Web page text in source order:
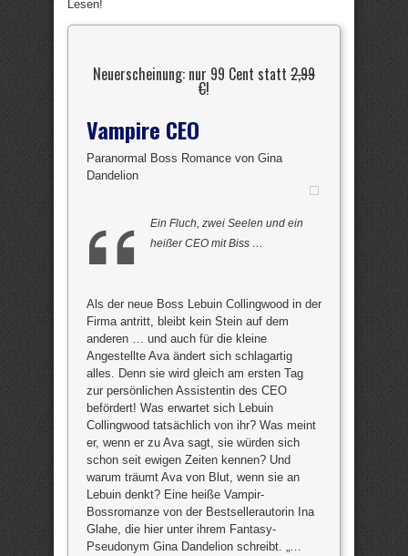
Lesen!
Neuerscheinung: nur 99 Cent statt 2,99
€!
Vampire CEO
Paranormal Boss Romance von Gina
Dandelion
Ein Fluch, zwei Seelen und ein
heißer CEO mit Biss …
Als der neue Boss Lebuin Collingwood in der
Firma antritt, bleibt kein Stein auf dem
anderen … und auch für die kleine
Angestellte Ava ändert sich schlagartig
alles. Denn sie wird gleich am ersten Tag
zur persönlichen Assistentin des CEO
befördert! Was erwartet sich Lebuin
Collingwood tatsächlich von ihr? Was meint
er, wenn er zu Ava sagt, sie würden sich
schon seit ewigen Zeiten kennen? Und
warum träumt Ava von Blut, wenn sie an
Lebuin denkt? Eine heiße Vampir-
Bossromanze von der Bestsellerautorin Ina
Glahe, die hier unter ihrem Fantasy-
Pseudonym Gina Dandelion schreibt. „…